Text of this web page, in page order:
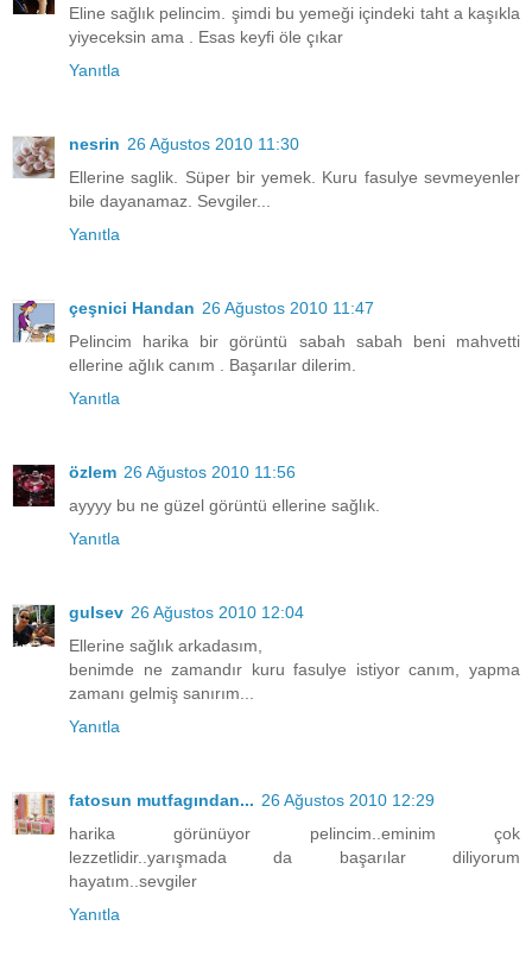
Eline sağlık pelincim. şimdi bu yemeği içindeki taht a kaşıkla
yiyeceksin ama . Esas keyfi öle çıkar
Yanıtla
nesrin 26 Ağustos 2010 11:30
Ellerine saglik. Süper bir yemek. Kuru fasulye sevmeyenler
bile dayanamaz. Sevgiler...
Yanıtla
çeşnici Handan 26 Ağustos 2010 11:47
Pelincim harika bir görüntü sabah sabah beni mahvetti
ellerine ağlık canım . Başarılar dilerim.
Yanıtla
özlem 26 Ağustos 2010 11:56
ayyyy bu ne güzel görüntü ellerine sağlık.
Yanıtla
gulsev 26 Ağustos 2010 12:04
Ellerine sağlık arkadasım,
benimde ne zamandır kuru fasulye istiyor canım, yapma
zamanı gelmiş sanırım...
Yanıtla
fatosun mutfagından... 26 Ağustos 2010 12:29
harika görünüyor pelincim..eminim çok
lezzetlidir..yarışmada da başarılar diliyorum
hayatım..sevgiler
Yanıtla